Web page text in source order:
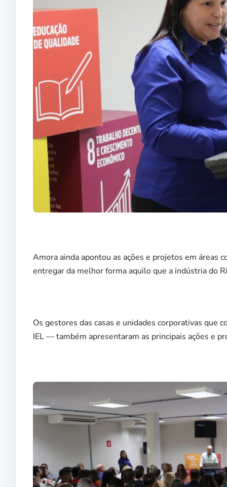
Amora ainda apontou as ações e projetos em áreas
entregar da melhor forma aquilo que a indústria do
Os gestores das casas e unidades corporativas que
IEL — também apresentaram as principais ações e